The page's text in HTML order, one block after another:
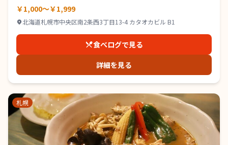
￥1,000～￥1,999
北海道札幌市中央区南2条西3丁目13-4 カタオカビル B1
食べログで見る
詳細を見る
札幌